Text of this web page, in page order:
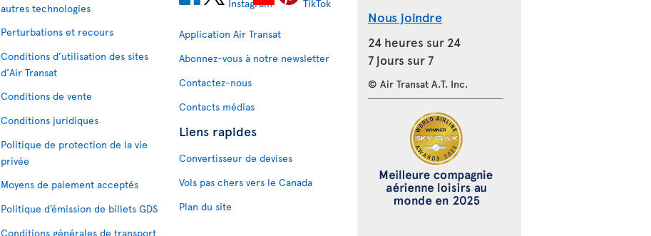
autres technologies
Perturbations et recours
Conditions d’utilisation des sites
d'Air Transat
Conditions de vente
Conditions juridiques
Politique de protection de la vie
privée
Moyens de paiement acceptés
Politique d’émission de billets GDS
Conditions générales de transport
Application Air Transat
Abonnez-vous à notre newsletter
Contactez-nous
Contacts médias
Liens rapides
Convertisseur de devises
Vols pas chers vers le Canada
Plan du site
Nous joindre
24 heures sur 24
7 jours sur 7
© Air Transat A.T. Inc.